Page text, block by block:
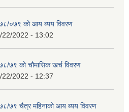
०७९ को आय ब्यय विवरण
22/2022 - 13:02
७९ को चौमासिक खर्च विवरण
22/2022 - 12:37
७९ चैत्र महिनाको आय ब्यय विवरण